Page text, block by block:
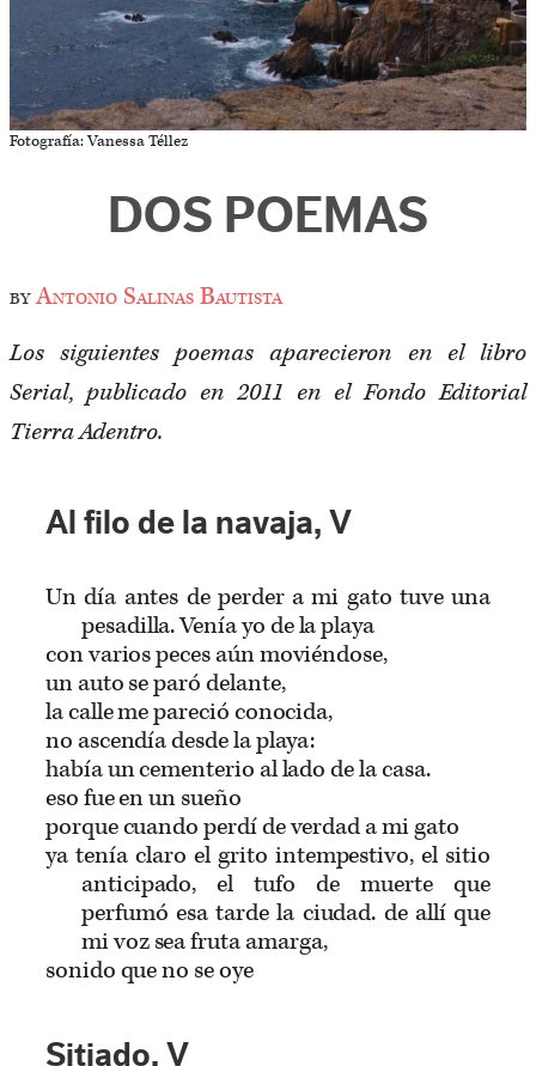
Fotografía: Vanessa Téllez
DOS POEMAS
byAntonio Salinas Bautista
Los siguientes poemas aparecieron en el libro
Serial, publicado en 2011 en el Fondo Editorial
Tierra Adentro.
Al filo de la navaja, V
Un día antes de perder a mi gato tuve una
pesadilla. Venía yo de la playa
con varios peces aún moviéndose,
un auto se paró delante,
la calle me pareció conocida,
no ascendía desde la playa:
había un cementerio al lado de la casa.
eso fue en un sueño
porque cuando perdí de verdad a mi gato
ya tenía claro el grito intempestivo, el sitio
anticipado, el tufo de muerte que
perfumó esa tarde la ciudad. de allí que
mi voz sea fruta amarga,
sonido que no se oye
Sitiado, V